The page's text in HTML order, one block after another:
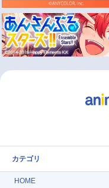
カテゴリ
HOME